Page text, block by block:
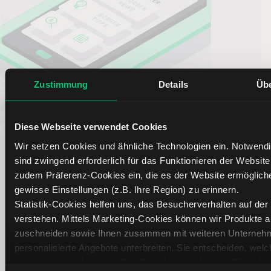
Zustimmung Details
Diese Webseite verwendet Cookies
Wir setzen Cookies und ähnliche Technologien ein.
sind zwingend erforderlich für das Funktionieren der
zudem Präferenz-Cookies ein, die es der Website
gewisse Einstellungen (z.B. Ihre Region) zu erinnern.
Statistik-Cookies helfen uns, das Besucherverhalten auf der
verstehen. Mittels Marketing-Cookies können wir Produkte
zuschneiden sowie Ihnen zusammen mit weiteren
personalisierte Angebote unterbreiten. Sie entscheiden,
Newsletter auswählen (erforderlich)
Börsenblick (täglich)
Wochenausblick (wöchentlich)